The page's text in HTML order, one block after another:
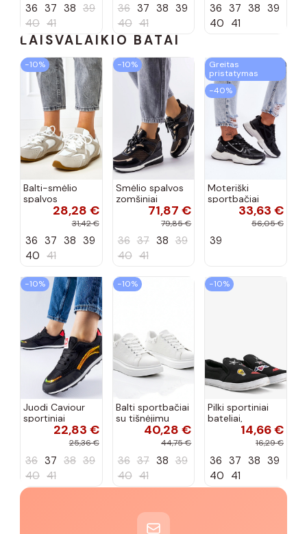
36 37 38 39
40 41
36 37 38 39
40 41
36 37 38 39
40 41
LAISVALAIKIO BATAI
−10%
Balti-smėlio
spalvos
sportiniai
Casey
28,28 €
31,42 €
36 37 38 39
40 41
−10%
Smėlio spalvos
zomšiniai
sportiniai
bateliai, „Karino"
71,87 €
79,85 €
36 37 38 39
40 41
Greitas
pristatymas
−40%
Moteriški
sportbačiai
juodos spalvos
33,63 €
56,05 €
39
−10%
Juodi Caviour
sportiniai
sportbačiai22,83 €
25,36 €
36 37 38 39
40 41
−10%
Balti sportbačiai
su tišnėjimu
Peyton40,28 €
44,75 €
36 37 38 39
40 41
−10%
Pilki sportiniai
bateliai,
„Justice"14,66 €
16,29 €
36 37 38 39
40 41